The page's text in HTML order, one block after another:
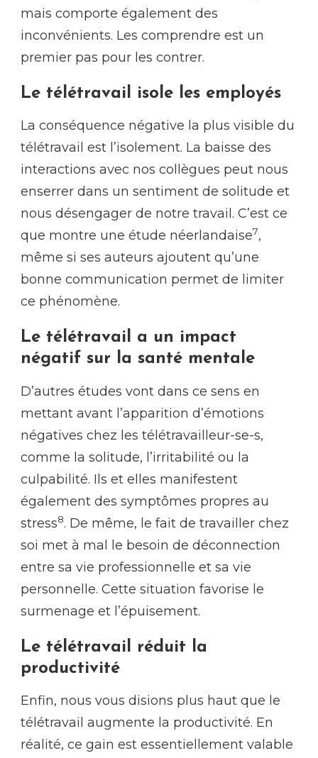
mais comporte également des
inconvénients. Les comprendre est un
premier pas pour les contrer.
Le télétravail isole les employés
La conséquence négative la plus visible du
télétravail est l’isolement. La baisse des
interactions avec nos collègues peut nous
enserrer dans un sentiment de solitude et
nous désengager de notre travail. C’est ce
que montre une étude néerlandaise7,
même si ses auteurs ajoutent qu’une
bonne communication permet de limiter
ce phénomène.
Le télétravail a un impact
négatif sur la santé mentale
D’autres études vont dans ce sens en
mettant avant l’apparition d’émotions
négatives chez les télétravailleur-se-s,
comme la solitude, l’irritabilité ou la
culpabilité. Ils et elles manifestent
également des symptômes propres au
stress8. De même, le fait de travailler chez
soi met à mal le besoin de déconnection
entre sa vie professionnelle et sa vie
personnelle. Cette situation favorise le
surmenage et l’épuisement.
Le télétravail réduit la
productivité
Enfin, nous vous disions plus haut que le
télétravail augmente la productivité. En
réalité, ce gain est essentiellement valable